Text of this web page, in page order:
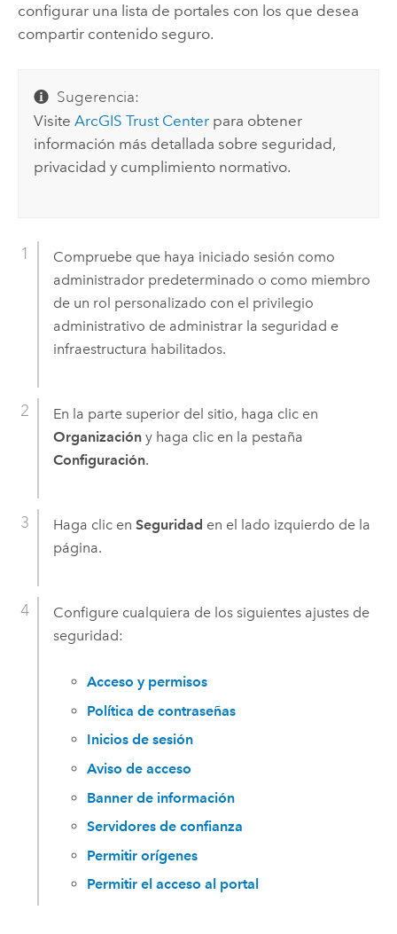
configurar una lista de portales con los que desea
compartir contenido seguro.
Sugerencia:
VisiteArcGIS Trust Center para obtener
información más detallada sobre seguridad,
privacidad y cumplimiento normativo.
Compruebe que haya iniciado sesión como
administrador predeterminado o como miembro
de un rol personalizado con el privilegio
administrativo de administrar la seguridad e
infraestructura habilitados.
En la parte superior del sitio, haga clic en
Organizacióny haga clic en la pestaña
Configuración.
Haga clic en Seguridad en el lado izquierdo de la
página.
Configure cualquiera de los siguientes ajustes de
seguridad:
Acceso y permisos
Política de contraseñas
Inicios de sesión
Aviso de acceso
Banner de información
Servidores de confianza
Permitir orígenes
Permitir el acceso al portal